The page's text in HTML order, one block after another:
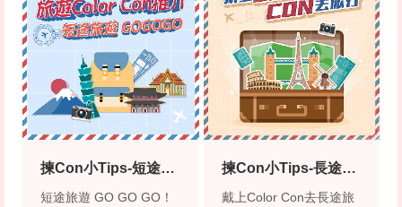
揀Con小Tips-短途旅
行
短途旅遊 GO GO GO！
揀Con小Tips-長途旅
行
戴上Color Con去長途旅